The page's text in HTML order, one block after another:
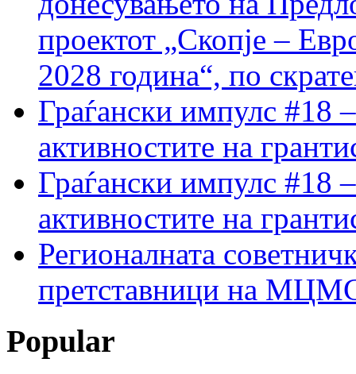
проектот „Скопје –
2028 година“, по
Граѓански импулс #18
активностите на
Граѓански импулс #18
активностите на
Регионалната
претставници на МЦМС
Popular